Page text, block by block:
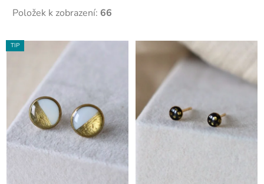
Položek k zobrazení: 66
V
ý
p
r
o
TIP